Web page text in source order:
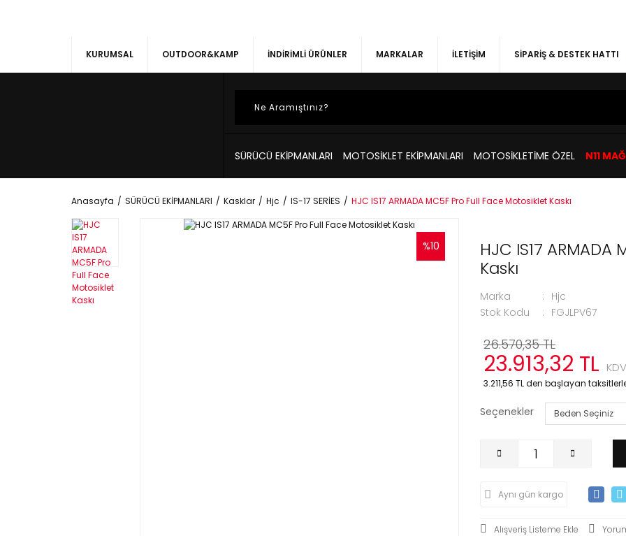
KURUMSAL OUTDOOR&KAMP İNDİRİMLİ ÜRÜNLER MARKALAR İLETİŞİM SİPARİŞ & DESTEK HATTI
SÜRÜCÜ EKİPMANLARI MOTOSİKLET EKİPMANLARI MOTOSİKLETİME ÖZEL N11
Anasayfa SÜRÜCÜ EKİPMANLARI Kasklar Hjc IS-17 SERİES HJC IS17 ARMADA MC5F Pro Full Face Motosiklet Kaskı
%10
HJC IS17
Kaskı
Marka
Hjc
Stok Kodu
FGJLPV67
26.570,35 TL
23.913,32 TL
3.211,56 TL den başlayan
Seçenekler
Aynı gün kargo